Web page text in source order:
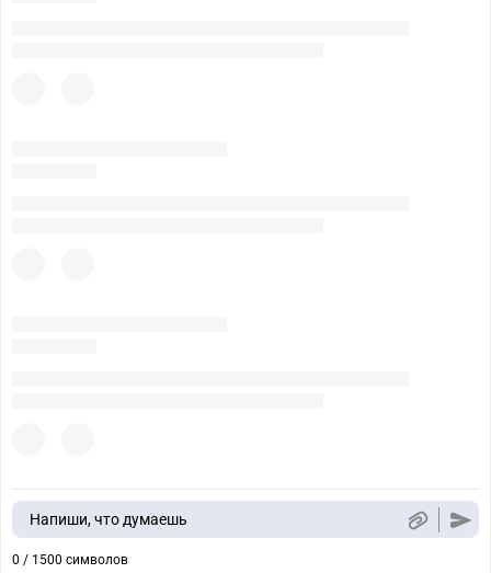
Напиши, что думаешь
0 / 1500 символов